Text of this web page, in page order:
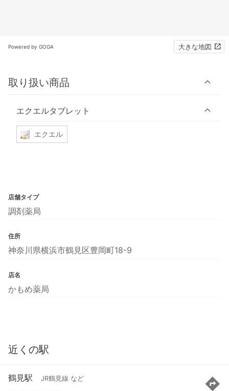
Powered by GOGA 大きな地図
取り扱い商品
エクエルタブレット
エクエル
店舗タイプ
調剤薬局
住所
神奈川県横浜市鶴見区豊岡町18-9
店名
かもめ薬局
近くの駅
鶴見駅 JR鶴見線 など